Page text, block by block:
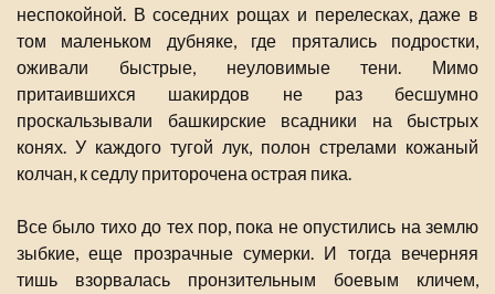
неспокойной. В соседних рощах и перелесках, даже в
том маленьком дубняке, где прятались подростки,
оживали быстрые, неуловимые тени. Мимо
притаившихся шакирдов не раз бесшумно
проскальзывали башкирские всадники на быстрых
конях. У каждого тугой лук, полон стрелами кожаный
колчан, к седлу приторочена острая пика.
Все было тихо до тех пор, пока не опустились на землю
зыбкие, еще прозрачные сумерки. И тогда вечерняя
тишь взорвалась пронзительным боевым кличем,